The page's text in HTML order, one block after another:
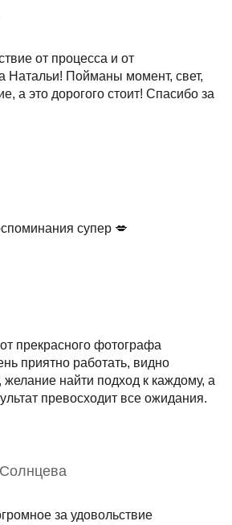
от процесса и от
Натальи! Пойманы момент, свет,
а это дорогого стоит! Спасибо за
супер 💋
прекрасного фотографа
приятно работать, видно
найти подход к каждому, а
превосходит все ожидания.
за удовольствие